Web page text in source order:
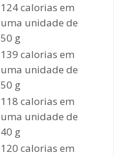
124 calorias em
uma unidade de
50 g
139 calorias em
uma unidade de
50 g
118 calorias em
uma unidade de
40 g
120 calorias em